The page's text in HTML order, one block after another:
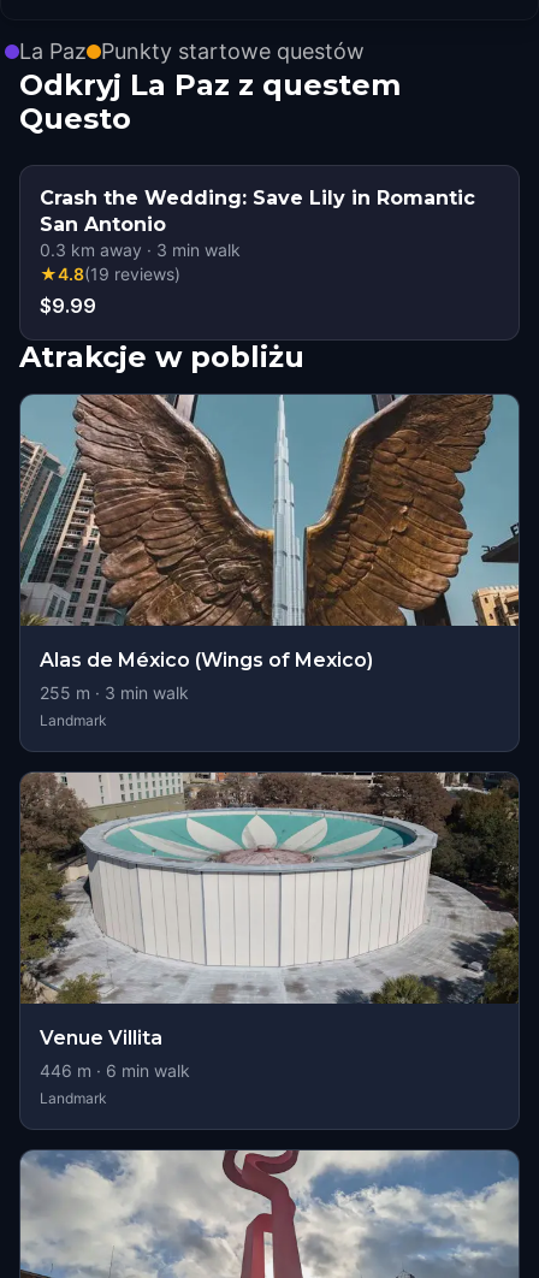
La Paz Punkty startowe questów
Odkryj La Paz z questem
Questo
Crash the Wedding: Save Lily in Romantic
San Antonio
0.3 km away · 3 min walk
★4.8(19 reviews)
$9.99
Atrakcje w pobliżu
Alas de México (Wings of Mexico)
255 m · 3 min walk
Landmark
Venue Villita
446 m · 6 min walk
Landmark